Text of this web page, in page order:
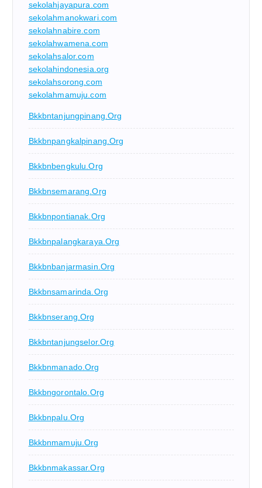
sekolahjayapura.com
sekolahmanokwari.com
sekolahnabire.com
sekolahwamena.com
sekolahsalor.com
sekolahindonesia.org
sekolahsorong.com
sekolahmamuju.com
Bkkbntanjungpinang.org
Bkkbnpangkalpinang.org
Bkkbnbengkulu.org
Bkkbnsemarang.org
Bkkbnpontianak.org
Bkkbnpalangkaraya.org
Bkkbnbanjarmasin.org
Bkkbnsamarinda.org
Bkkbnserang.org
Bkkbntanjungselor.org
Bkkbnmanado.org
Bkkbngorontalo.org
Bkkbnpalu.org
Bkkbnmamuju.org
Bkkbnmakassar.org